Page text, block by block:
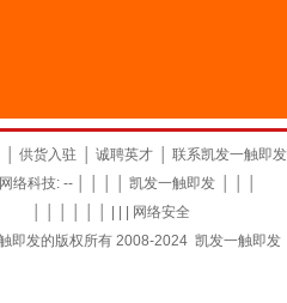
供货入驻 诚聘英才 联系凯发一触即发
络科技: -- │ │ │ │ 凯发一触即发
网络安全
即发的版权所有 2008-2024 凯发一触即发